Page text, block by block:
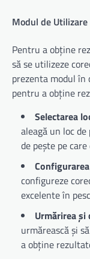
Modul de Utilizare
Pentru a obține
să se utilizeze
prezenta modul în
pentru a obține
Selectarea
aleagă un loc
de pește pe
configureze
excelente în
Urmărirea
urmărească și
a obține